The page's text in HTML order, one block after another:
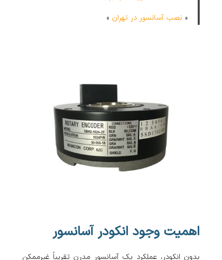
« نصب آسانسور در تهران»
اهمیت وجود انکودر آسانسور
بدون انکودر، عملکرد یک آسانسور مدرن تقریباً غیرممکن